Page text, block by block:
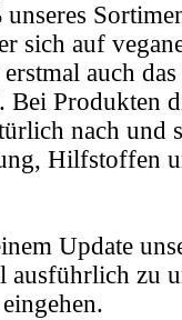
sich auf
auch
Produkten
nach und
Hilfstoffen
Update
ausführlich zu